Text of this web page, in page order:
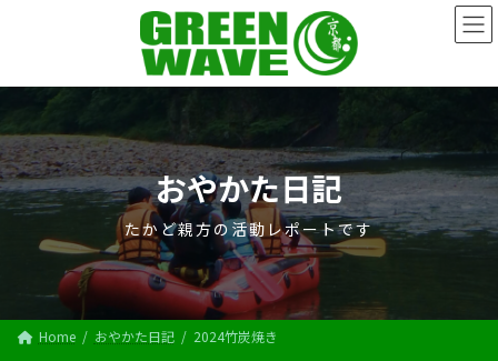
ス
キ
ッ
プ
ン
に
移
動
おやかた日記
たかど親方の活動レポートです
Home おやかた日記 2024竹炭焼き